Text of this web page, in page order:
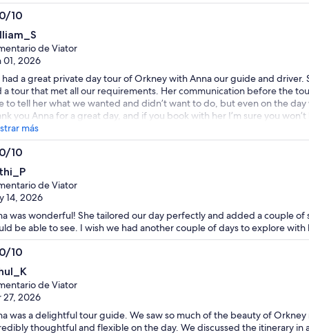
10
de Viator
01, 2026
had a great private day tour of Orkney with Anna our guide and driver.
a tour that met all our requirements. Her communication before the
to tell her what we wanted and didn’t want to do, but even on the
you Anna for a great day, and if you book with her I’m sure you
más
10
de Viator
14, 2026
was wonderful! She tailored our day perfectly and added a couple of
be able to see. I wish we had another couple of days to explore with
10
de Viator
27, 2026
was a delightful tour guide. We saw so much of the beauty of Orkney
thoughtful and flexible on the day. We discussed the itinerary in